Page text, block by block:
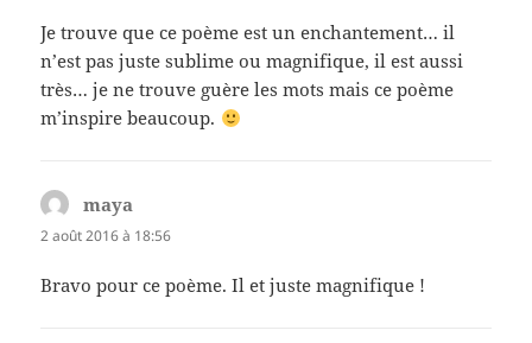
Je trouve que ce poème est un enchantement… il
n’est pas juste sublime ou magnifique, il est aussi
très… je ne trouve guère les mots mais ce poème
m’inspire beaucoup.
maya
2 août 2016 à 18:56
Bravo pour ce poème. Il et juste magnifique !